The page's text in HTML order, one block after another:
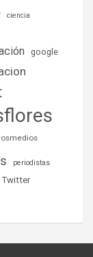
ciencia
google
periodistas
Twitter